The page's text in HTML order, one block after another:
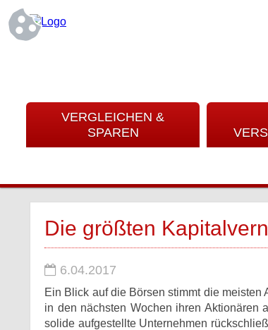
VERGLEICHEN &
SPAREN
Die größten
6.04.2017
Ein Blick auf die Börsen stimmt die
in den nächsten Wochen ihren Aktionären
solide aufgestellte Unternehmen